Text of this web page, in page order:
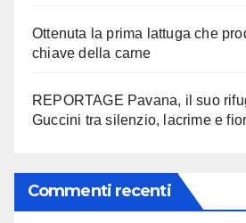
Ottenuta la prima lattuga che
chiave della carne
REPORTAGE Pavana, il suo
Guccini tra silenzio, lacrime e
Commenti recenti